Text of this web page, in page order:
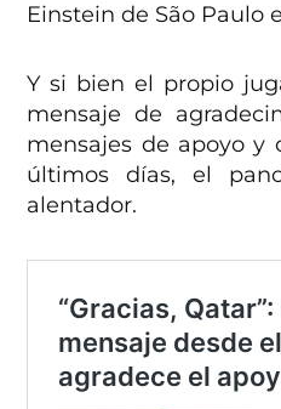
Einstein de São Paulo
Y si bien el propio
mensaje de
mensajes de apoyo y
últimos días, el
alentador.